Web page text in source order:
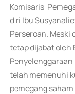
Komisaris.
diri Ibu
Perseroan. Meski
tetap dijabat oleh
Penyelenggaraan
telah memenuhi
pemegang saham